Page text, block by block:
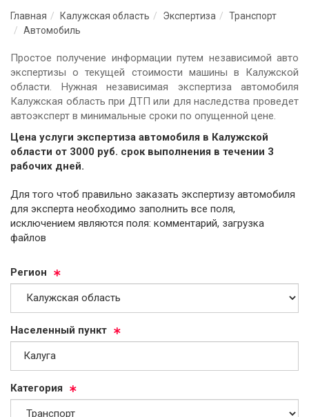
Главная Калужская область Экспертиза
Транспорт
Автомобиль
Простое получение информации путем независимой авто
экспертизы о текущей стоимости машины в Калужской
области. Нужная независимая экспертиза автомобиля
Калужская область при ДТП или для наследства проведет
автоэксперт в минимальные сроки по опущенной цене.
Цена услуги экспертиза автомобиля в Калужской
области от 3000 руб. cрок выполнения в течении 3
рабочих дней.
Для того чтоб правильно заказать экспертизу автомобиля
для эксперта необходимо заполнить все поля,
исключением являются поля: комментарий, загрузка
файлов
Ре­ги­он
На­се­лен­ный пункт
Ка­те­го­рия